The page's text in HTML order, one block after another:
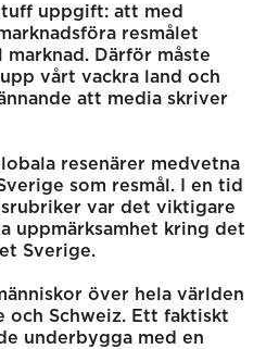
uppgift: att med
resmålet
Därför måste
vårt vackra land och
att media skriver
resenärer medvetna
som resmål. I en tid
var det viktigare
uppmärksamhet kring det
Sverige.
över hela världen
och Schweiz. Ett faktiskt
underbygga med en